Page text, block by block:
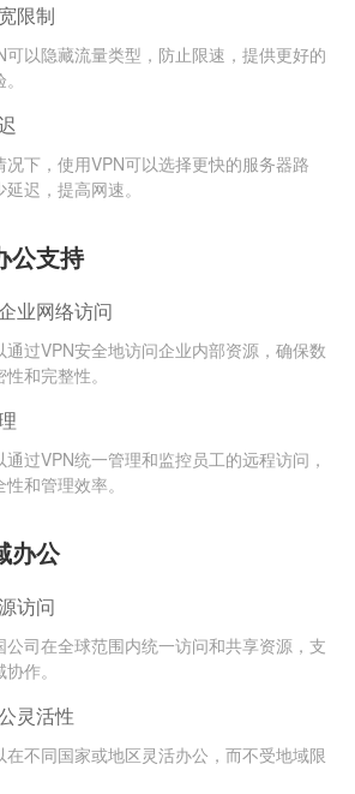
限制
可以隐藏流量类型，防止限速，提供更好的
况下，使用VPN可以选择更快的服务器路
迟，提高网速。
公支持
业网络访问
通过VPN安全地访问企业内部资源，确保数
和完整性。
通过VPN统一管理和监控员工的远程访问，
和管理效率。
办公
访问
公司在全球范围内统一访问和共享资源，支
作。
灵活性
在不同国家或地区灵活办公，而不受地域限